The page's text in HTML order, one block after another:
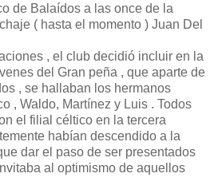
de Balaídos a las once de la
( hasta el momento ) Juan Del
, el club decidió incluir en la
del Gran peña , que aparte de
, se hallaban los hermanos
, Waldo, Martínez y Luis . Todos
el filial céltico en la tercera
habían descendido a la
dar el paso de ser presentados
al optimismo de aquellos